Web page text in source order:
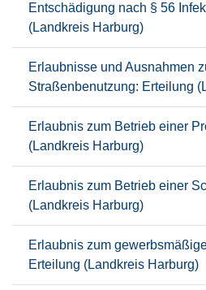
Entschädigung nach § 56
(Landkreis Harburg)
Erlaubnisse und Ausnahmen
Straßenbenutzung: Erteilung
Erlaubnis zum Betrieb einer
(Landkreis Harburg)
Erlaubnis zum Betrieb einer
(Landkreis Harburg)
Erlaubnis zum
Erteilung (Landkreis Harburg)